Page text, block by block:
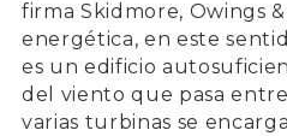
firmaSkidmore, Owings &
energética, en este
es un edificio
del viento que pasa
varias turbinas se